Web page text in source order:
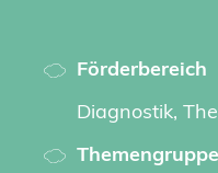
Förderbereich
Diagnostik,
Themengruppe